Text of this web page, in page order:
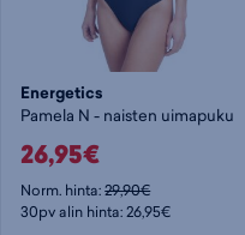
Energetics
Pamela N - naisten uimapuku
26,95€
Norm. hinta:29,90€
30pv alin hinta: 26,95€